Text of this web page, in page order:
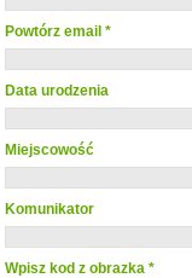
Powtórz email *
Data urodzenia
Miejscowość
Komunikator
Wpisz kod z obrazka *